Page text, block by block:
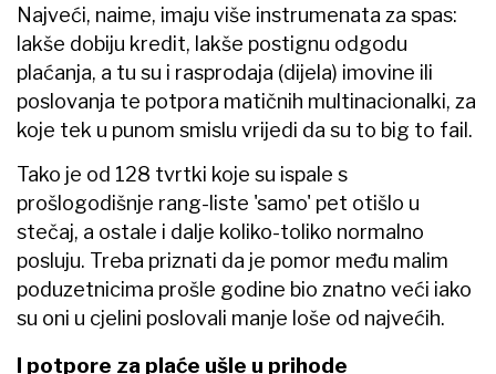
Najveći, naime, imaju više instrumenata za spas:
lakše dobiju kredit, lakše postignu odgodu
plaćanja, a tu su i rasprodaja (dijela) imovine ili
poslovanja te potpora matičnih multinacionalki, za
koje tek u punom smislu vrijedi da su to big to fail.
Tako je od 128 tvrtki koje su ispale s
prošlogodišnje rang-liste 'samo' pet otišlo u
stečaj, a ostale i dalje koliko-toliko normalno
posluju. Treba priznati da je pomor među malim
poduzetnicima prošle godine bio znatno veći iako
su oni u cjelini poslovali manje loše od najvećih.
I potpore za plaće ušle u prihode